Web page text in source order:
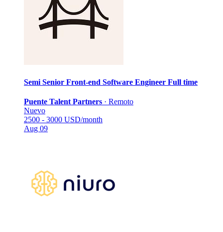
Semi Senior Front-end Software Engineer Full time
Puente Talent Partners · Remoto
Nuevo
2500 - 3000 USD/month
Aug 09